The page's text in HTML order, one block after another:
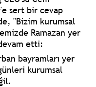
sert bir cevap
"Bizim kurumsal
Ramazan yer
etti:
bayramları yer
kurumsal